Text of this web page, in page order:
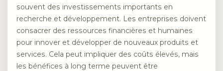
souvent des investissements importants en
recherche et développement. Les entreprises doivent
consacrer des ressources financières et humaines
pour innover et développer de nouveaux produits et
services. Cela peut impliquer des coûts élevés, mais
les bénéfices à long terme peuvent être